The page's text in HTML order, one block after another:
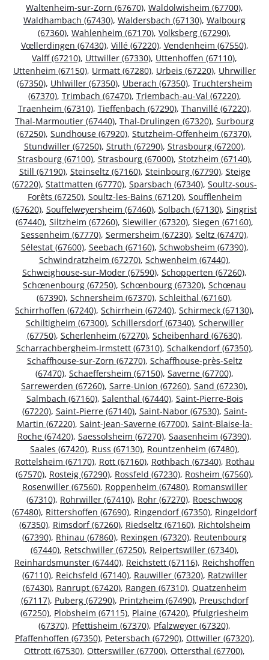
Waltenheim-sur-Zorn (67670), Waldolwisheim (67700),
Waldhambach (67430), Waldersbach (67130), Walbourg
(67360), Wahlenheim (67170), Volksberg (67290),
Vœllerdingen (67430), Villé (67220), Vendenheim (67550),
Valff (67210), Uttwiller (67330), Uttenhoffen (67110),
Uttenheim (67150), Urmatt (67280), Urbeis (67220), Uhrwiller
(67350), Uhlwiller (67350), Uberach (67350), Truchtersheim
(67370), Trimbach (67470), Triembach-au-Val (67220),
Traenheim (67310), Tieffenbach (67290), Thanvillé (67220),
Thal-Marmoutier (67440), Thal-Drulingen (67320), Surbourg
(67250), Sundhouse (67920), Stutzheim-Offenheim (67370),
Stundwiller (67250), Struth (67290), Strasbourg (67200),
Strasbourg (67100), Strasbourg (67000), Stotzheim (67140),
Still (67190), Steinseltz (67160), Steinbourg (67790), Steige
(67220), Stattmatten (67770), Sparsbach (67340), Soultz-sous-
Forêts (67250), Soultz-les-Bains (67120), Soufflenheim
(67620), Souffelweyersheim (67460), Solbach (67130), Singrist
(67440), Siltzheim (67260), Siewiller (67320), Siegen (67160),
Sessenheim (67770), Sermersheim (67230), Seltz (67470),
Sélestat (67600), Seebach (67160), Schwobsheim (67390),
Schwindratzheim (67270), Schwenheim (67440),
Schweighouse-sur-Moder (67590), Schopperten (67260),
Schœnenbourg (67250), Schœnbourg (67320), Schœnau
(67390), Schnersheim (67370), Schleithal (67160),
Schirrhoffen (67240), Schirrhein (67240), Schirmeck (67130),
Schiltigheim (67300), Schillersdorf (67340), Scherwiller
(67750), Scherlenheim (67270), Scheibenhard (67630),
Scharrachbergheim-Irmstett (67310), Schalkendorf (67350),
Schaffhouse-sur-Zorn (67270), Schaffhouse-près-Seltz
(67470), Schaeffersheim (67150), Saverne (67700),
Sarrewerden (67260), Sarre-Union (67260), Sand (67230),
Salmbach (67160), Salenthal (67440), Saint-Pierre-Bois
(67220), Saint-Pierre (67140), Saint-Nabor (67530), Saint-
Martin (67220), Saint-Jean-Saverne (67700), Saint-Blaise-la-
Roche (67420), Saessolsheim (67270), Saasenheim (67390),
Saales (67420), Russ (67130), Rountzenheim (67480),
Rottelsheim (67170), Rott (67160), Rothbach (67340), Rothau
(67570), Rosteig (67290), Rossfeld (67230), Rosheim (67560),
Rosenwiller (67560), Roppenheim (67480), Romanswiller
(67310), Rohrwiller (67410), Rohr (67270), Roeschwoog
(67480), Rittershoffen (67690), Ringendorf (67350), Ringeldorf
(67350), Rimsdorf (67260), Riedseltz (67160), Richtolsheim
(67390), Rhinau (67860), Rexingen (67320), Reutenbourg
(67440), Retschwiller (67250), Reipertswiller (67340),
Reinhardsmunster (67440), Reichstett (67116), Reichshoffen
(67110), Reichsfeld (67140), Rauwiller (67320), Ratzwiller
(67430), Ranrupt (67420), Rangen (67310), Quatzenheim
(67117), Puberg (67290), Printzheim (67490), Preuschdorf
(67250), Plobsheim (67115), Plaine (67420), Pfulgriesheim
(67370), Pfettisheim (67370), Pfalzweyer (67320),
Pfaffenhoffen (67350), Petersbach (67290), Ottwiller (67320),
Ottrott (67530), Otterswiller (67700), Ottersthal (67700),